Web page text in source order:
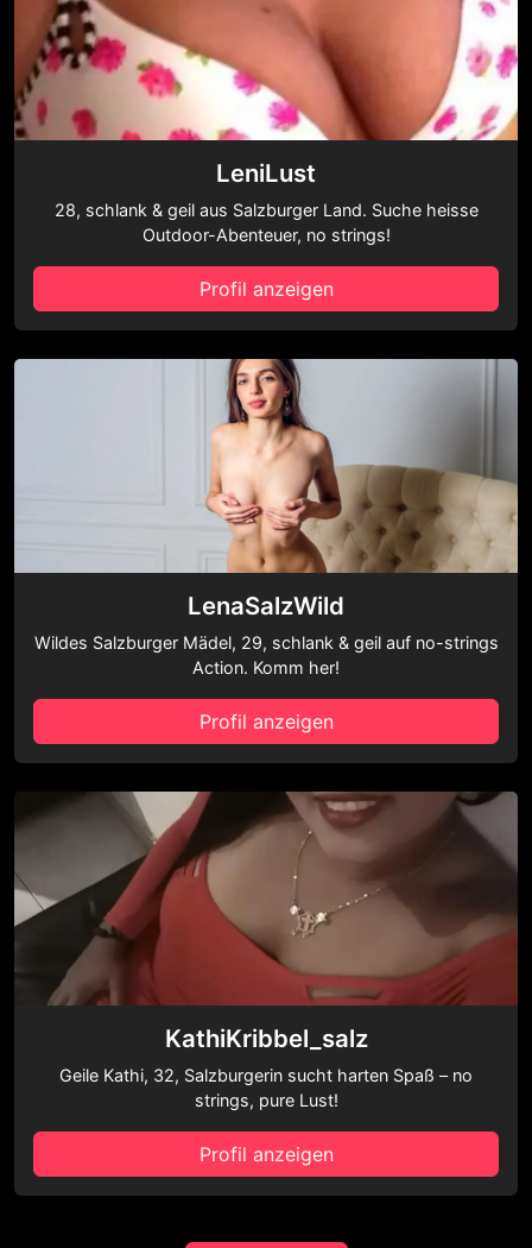
LeniLust
28, schlank & geil aus Salzburger Land. Suche heisse
Outdoor-Abenteuer, no strings!
Profil anzeigen
LenaSalzWild
Wildes Salzburger Mädel, 29, schlank & geil auf no-strings
Action. Komm her!
Profil anzeigen
KathiKribbel_salz
Geile Kathi, 32, Salzburgerin sucht harten Spaß – no
strings, pure Lust!
Profil anzeigen